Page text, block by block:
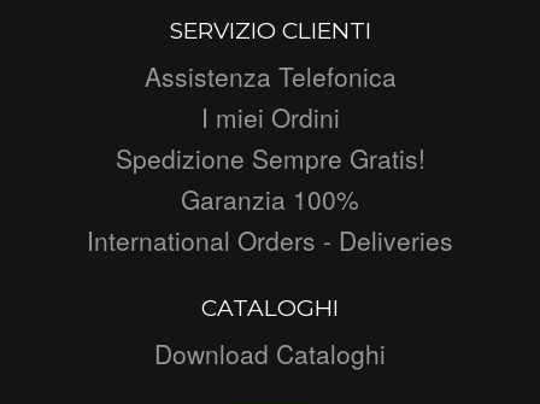
SERVIZIO CLIENTI
Assistenza Telefonica
I miei Ordini
Spedizione Sempre Gratis!
Garanzia 100%
International Orders - Deliveries
CATALOGHI
Download Cataloghi